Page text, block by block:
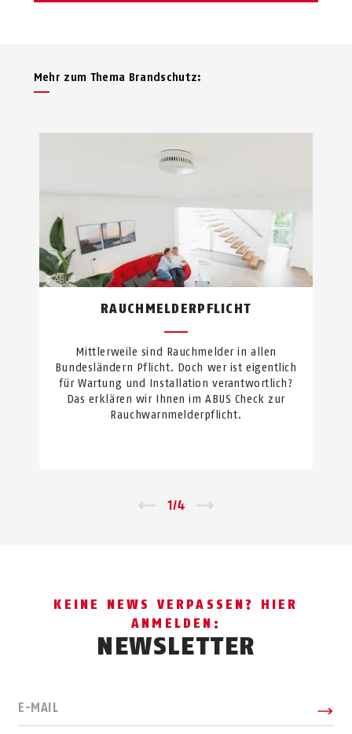
Mehr zum Thema Brandschutz:
RAUCHMELDERPFLICHT
Mittlerweile sind Rauchmelder in allen
Bundesländern Pflicht. Doch wer ist eigentlich
für Wartung und Installation verantwortlich?
Das erklären wir Ihnen im ABUS Check zur
Rauchwarnmelderpflicht.
1/4
KEINE NEWS VERPASSEN? HIER
ANMELDEN:
NEWSLETTER
E-MAIL